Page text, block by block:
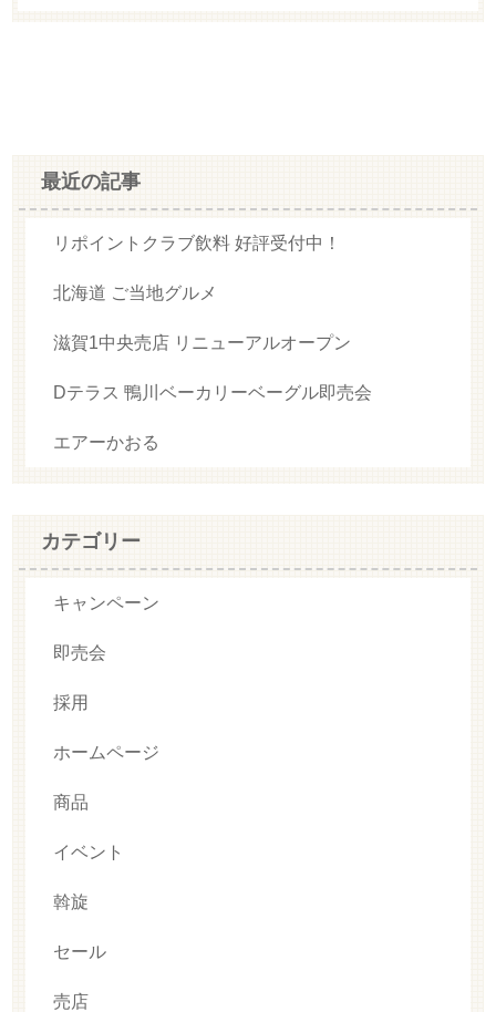
最近の記事
リポイントクラブ飲料 好評受付中！
北海道 ご当地グルメ
滋賀1中央売店 リニューアルオープン
Dテラス 鴨川ベーカリーベーグル即売会
エアーかおる
カテゴリー
キャンペーン
即売会
採用
ホームページ
商品
イベント
斡旋
セール
売店